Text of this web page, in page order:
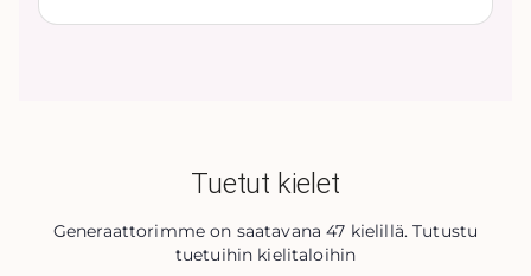
Tuetut kielet
Generaattorimme on saatavana 47 kielillä. Tutustu
tuetuihin kielitaloihin